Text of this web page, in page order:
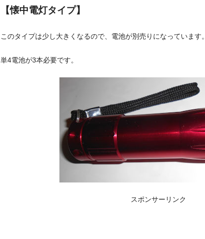
【懐中電灯タイプ】
このタイプは少し大きくなるので、電池が別売りになっています。
単4電池が3本必要です。
スポンサーリンク